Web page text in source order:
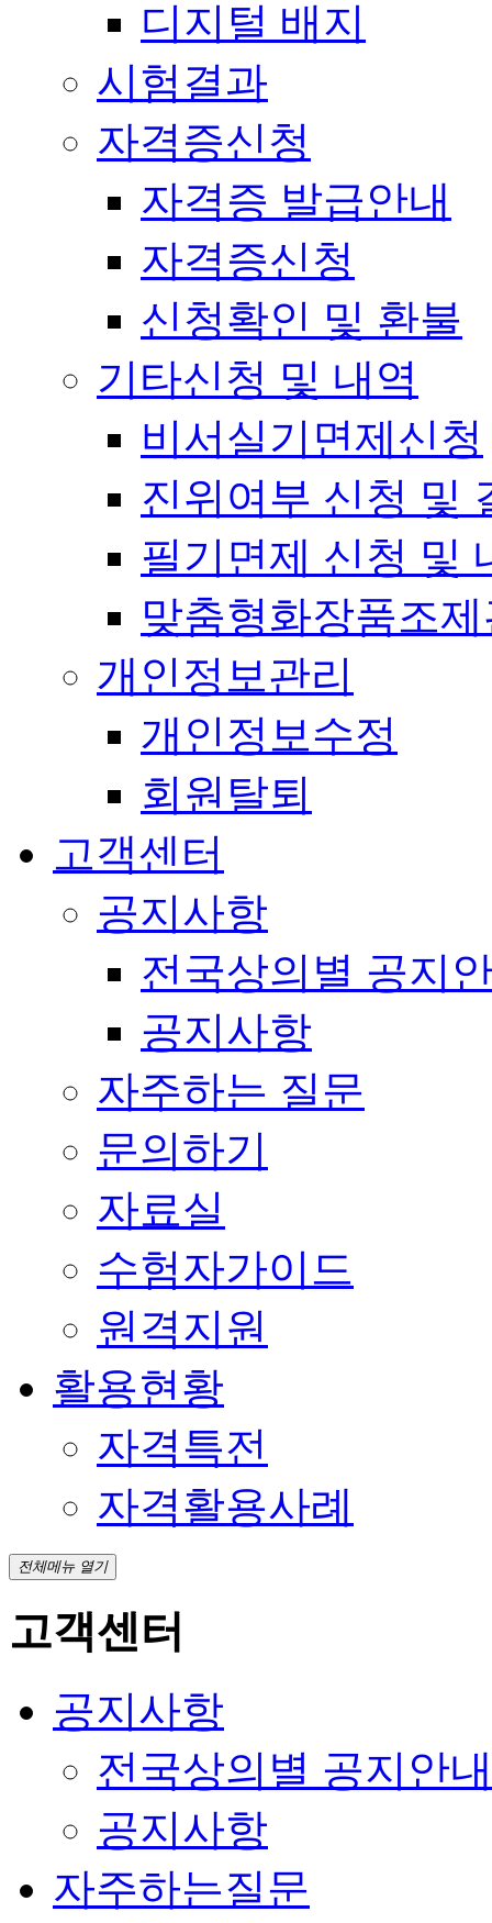
디지털 배지
시험결과
자격증신청
자격증 발급안내
자격증신청
신청확인 및 환불
기타신청 및 내역
비서실기면제신청
진위여부 신청 및
필기면제 신청 및
맞춤형화장품조
개인정보관리
개인정보수정
회원탈퇴
고객센터
공지사항
전국상의별 공지
공지사항
자주하는 질문
문의하기
자료실
수험자가이드
원격지원
활용현황
자격특전
자격활용사례
전체메뉴 열기
고객센터
공지사항
전국상의별 공지안내
공지사항
자주하는질문